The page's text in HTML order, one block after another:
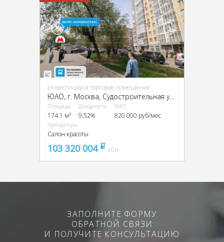
Инвестиции в торговое помещение
ЮАО, г. Москва, Судостроительная ул., 3
Площадь
174.1 м²
Доходность
9.52%
МАП
820 000 руб/мес
Арендаторы
Салон красоты
103 320 004 pуб
УСН
ЗАПОЛНИТЕ ФОРМУ
ОБРАТНОЙ СВЯЗИ
И ПОЛУЧИТЕ КОНСУЛЬТАЦИЮ